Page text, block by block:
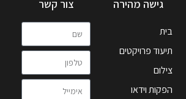
גישה מהירה
בית
תיעוד פרויקטים
צילום
הפקות וידאו
צור קשר